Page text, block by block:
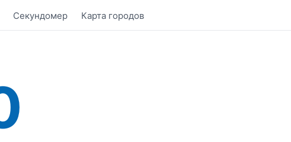
Секундомер Карта городов